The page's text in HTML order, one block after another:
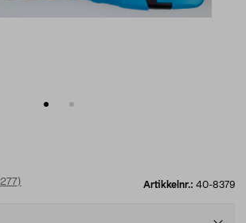
Artikkelnr.: 40-8379
277)